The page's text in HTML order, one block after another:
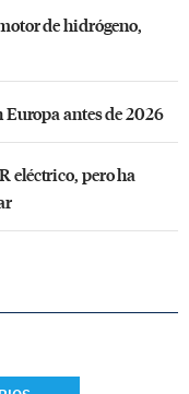
de hidrógeno,
Europa antes de 2026
eléctrico, pero ha